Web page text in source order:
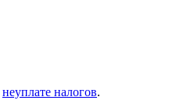
неуплате налогов.